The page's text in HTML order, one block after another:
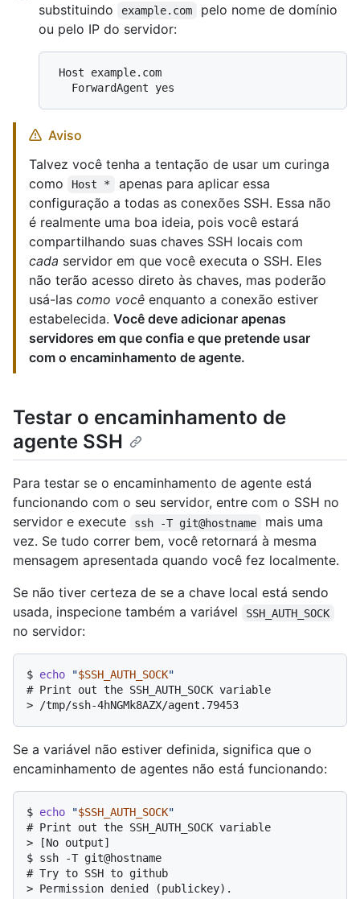
substituindo
example.com
pelo nome de domínio
ou pelo IP do servidor:
Aviso
Talvez você tenha a tentação de usar um curinga
como
Host *
apenas para aplicar essa
configuração a todas as conexões SSH. Essa não
é realmente uma boa ideia, pois você estará
compartilhando suas chaves SSH locais com
cada servidor em que você executa o SSH. Eles
não terão acesso direto às chaves, mas poderão
usá-las como você enquanto a conexão estiver
estabelecida. Você deve adicionar apenas
servidores em que confia e que pretende usar
com o encaminhamento de agente.
Testar o encaminhamento de
agente SSH
Para testar se o encaminhamento de agente está
funcionando com o seu servidor, entre com o SSH no
servidor e execute
ssh -T git@hostname
mais uma
vez. Se tudo correr bem, você retornará à mesma
mensagem apresentada quando você fez localmente.
Se não tiver certeza de se a chave local está sendo
usada, inspecione também a variável
SSH_AUTH_SOCK
no servidor:
$ echo "$SSH_AUTH_SOCK"
# Print out the SSH_AUTH_SOCK variable
> /tmp/ssh-4hNGMk8AZX/agent.79453
Se a variável não estiver definida, significa que o
encaminhamento de agentes não está funcionando:
$ echo "$SSH_AUTH_SOCK"
# Print out the SSH_AUTH_SOCK variable
>
[No output]
$ ssh -T git@hostname
# Try to SSH to github
> Permission denied (publickey).